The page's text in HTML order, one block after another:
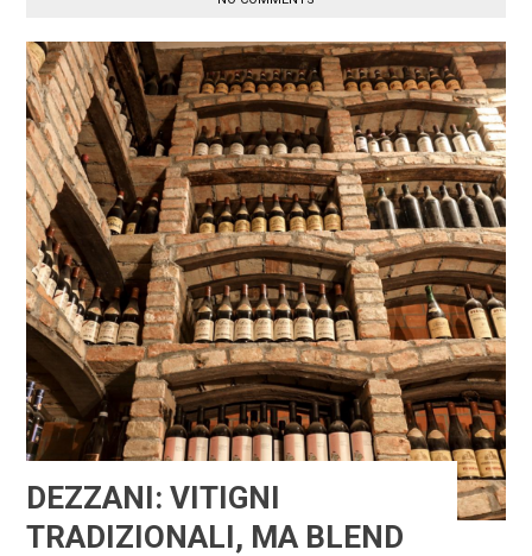
DEZZANI: VITIGNI
TRADIZIONALI, MA BLEND